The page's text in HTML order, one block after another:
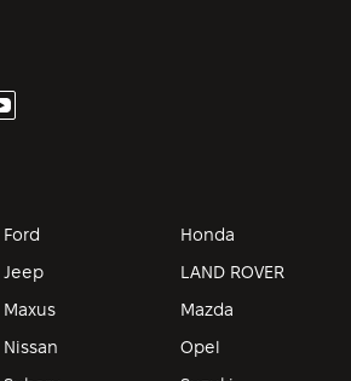
Ford
Honda
Jeep
LAND ROVER
Maxus
Mazda
Nissan
Opel